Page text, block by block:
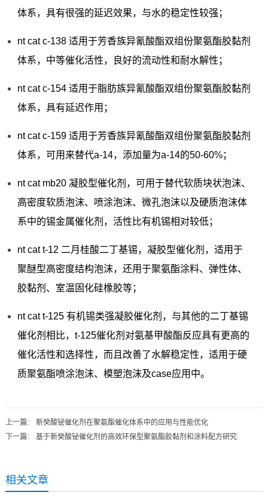
体系，具有很强的延迟效果，与水的稳定性较强；
nt cat c-138 适用于芳香族异氰酸酯双组份聚氨酯胶黏剂
体系，中等催化活性，良好的流动性和耐水解性；
nt cat c-154 适用于脂肪族异氰酸酯双组份聚氨酯胶黏剂
体系，具有延迟作用；
nt cat c-159 适用于芳香族异氰酸酯双组份聚氨酯胶黏剂
体系，可用来替代a-14，添加量为a-14的50-60%；
nt cat mb20 凝胶型催化剂，可用于替代软质块状泡沫、
高密度软质泡沫、喷涂泡沫、微孔泡沫以及硬质泡沫体
系中的锡金属催化剂，活性比有机锡相对较低；
nt cat t-12 二月桂酸二丁基锡，凝胶型催化剂，适用于
聚醚型高密度结构泡沫，还用于聚氨酯涂料、弹性体、
胶黏剂、室温固化硅橡胶等；
nt cat t-125 有机锡类强凝胶催化剂，与其他的二丁基锡
催化剂相比，t-125催化剂对氨基甲酸酯反应具有更高的
催化活性和选择性，而且改善了水解稳定性，适用于硬
质聚氨酯喷涂泡沫、模塑泡沫及case应用中。
上一篇： 新癸酸铋催化剂在聚氨酯催化体系中的应用与性能优化
下一篇： 基于新癸酸铋催化剂的高效环保型聚氨酯胶黏剂和涂料配方研究
相关文章